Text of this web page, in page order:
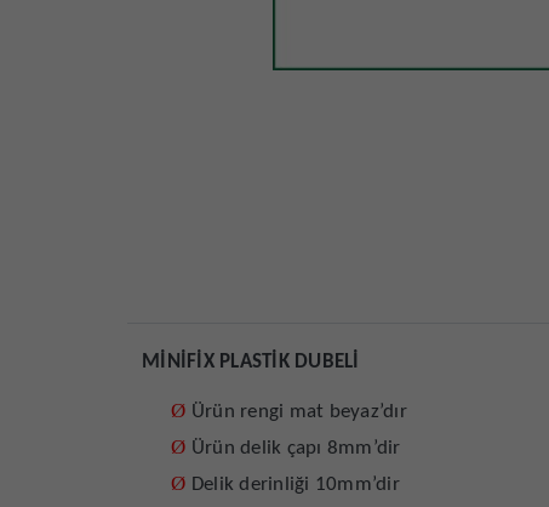
MİNİFİX PLASTİK DUBELİ
Ø Ürün rengi mat beyaz’dır
Ø Ürün delik çapı 8mm’dir
Ø Delik derinliği 10mm’dir